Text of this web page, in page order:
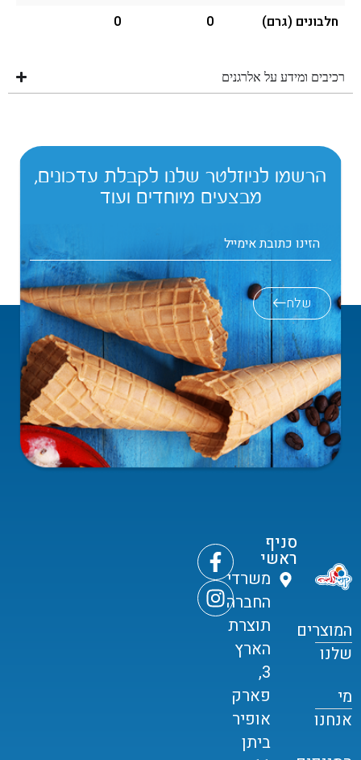
חלבונים (גרם)
0
0
רכיבים ומידע על אלרגנים
הרשמו לניוזלטר שלנו לקבלת עדכונים,
מבצעים מיוחדים ועוד
שלח
המוצרים
שלנו
מי
אנחנו
סניף
ראשי
משרדי
החברה
תוצרת
הארץ
3,
פארק
אופיר
ביתן